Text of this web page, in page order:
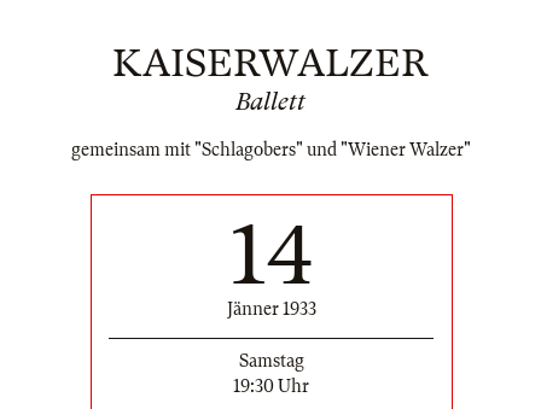
KAISERWALZER
Ballett
gemeinsam mit "Schlagobers" und "Wiener Walzer"
14
Jänner 1933
Samstag
19:30 Uhr